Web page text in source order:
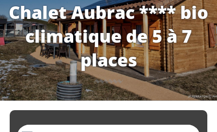
Chalet Aubrac **** bio
climatique de 5 à 7
places